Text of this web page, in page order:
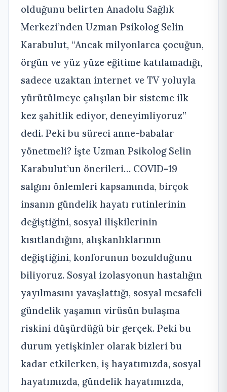
olduğunu belirten Anadolu Sağlık
Merkezi’nden Uzman Psikolog Selin
Karabulut, “Ancak milyonlarca çocuğun,
örgün ve yüz yüze eğitime katılamadığı,
sadece uzaktan internet ve TV yoluyla
yürütülmeye çalışılan bir sisteme ilk
kez şahitlik ediyor, deneyimliyoruz”
dedi. Peki bu süreci anne-babalar
yönetmeli? İşte Uzman Psikolog Selin
Karabulut’un önerileri… COVID-19
salgını önlemleri kapsamında, birçok
insanın gündelik hayatı rutinlerinin
değiştiğini, sosyal ilişkilerinin
kısıtlandığını, alışkanlıklarının
değiştiğini, konforunun bozulduğunu
biliyoruz. Sosyal izolasyonun hastalığın
yayılmasını yavaşlattığı, sosyal mesafeli
gündelik yaşamın virüsün bulaşma
riskini düşürdüğü bir gerçek. Peki bu
durum yetişkinler olarak bizleri bu
kadar etkilerken, iş hayatımızda, sosyal
hayatımızda, gündelik hayatımızda,